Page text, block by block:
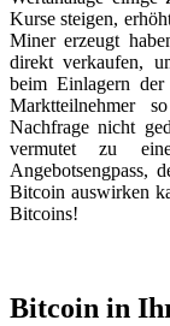
Kurse steigen,
Miner erzeugt
direkt verkaufen,
beim Einlagern
Marktteilnehmer
Nachfrage nicht
vermutet zu
Angebotsengpass,
Bitcoin auswirken
Bitcoins!
Bitcoin in